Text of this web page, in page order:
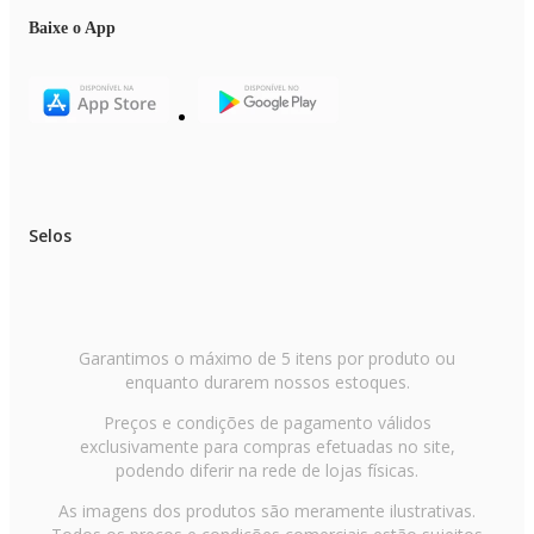
Vetor Condensadora: C-1
Baixe o App
Selos
Garantimos o máximo de 5 itens por produto ou
enquanto durarem nossos estoques.
Preços e condições de pagamento válidos
exclusivamente para compras efetuadas no site,
podendo diferir na rede de lojas físicas.
As imagens dos produtos são meramente ilustrativas.